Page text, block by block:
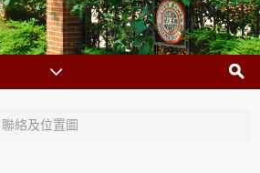
聯絡及位置圖